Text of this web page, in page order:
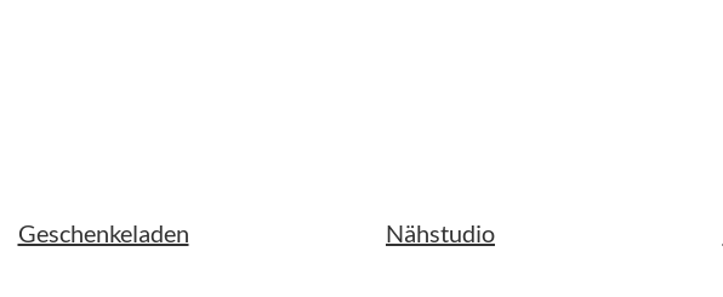
Geschenkeladen Nähstudio